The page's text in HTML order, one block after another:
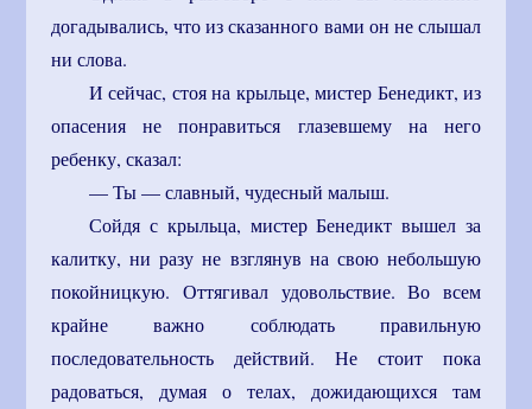
догадывались, что из сказанного вами он не слышал
ни слова.
И сейчас, стоя на крыльце, мистер Бенедикт, из
опасения не понравиться глазевшему на него
ребенку, сказал:
— Ты — славный, чудесный малыш.
Сойдя с крыльца, мистер Бенедикт вышел за
калитку, ни разу не взглянув на свою небольшую
покойницкую. Оттягивал удовольствие. Во всем
крайне важно соблюдать правильную
последовательность действий. Не стоит пока
радоваться, думая о телах, дожидающихся там